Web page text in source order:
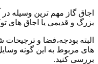
اجاق گاز مهم ترین وسیله
بزرگ و قدیمی یا اجاق های
البته بودجه،فضا و ترجیحات
های مربوط به این گونه
بررسی کنید.